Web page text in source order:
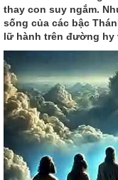
thay con suy ngắm.
sống của các bậc
lữ hành trên đường hy